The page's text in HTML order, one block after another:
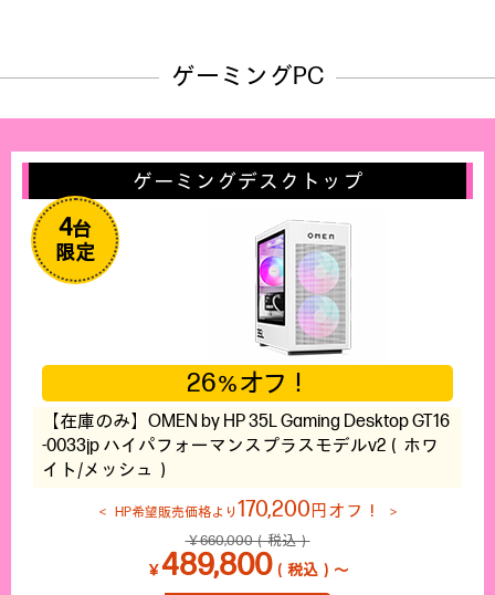
ゲーミングPC
ゲーミングデスクトップ
4台
限定
26％オフ！
【在庫のみ】OMEN by HP 35L Gaming Desktop GT16
-0033jp ハイパフォーマンスプラスモデルv2（ホワ
イト/メッシュ）
HP希望販売価格より170,200 円オフ！
￥660,000（税込）
￥489,800（税込）～